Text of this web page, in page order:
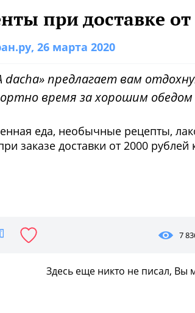
при доставке
, 26 марта 2020
предлагает вам
время за хорошим
еда, необычные рецепты,
заказе доставки от 2000
7
Здесь еще никто не писал,